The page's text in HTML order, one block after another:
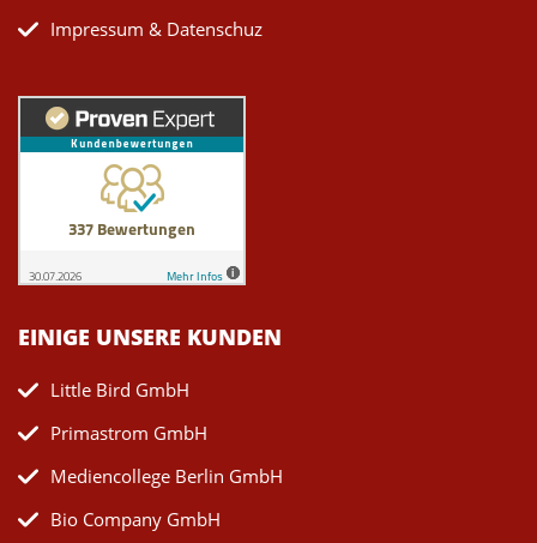
Impressum & Datenschuz
EINIGE UNSERE KUNDEN
Little Bird GmbH
Primastrom GmbH
Mediencollege Berlin GmbH
Bio Company GmbH